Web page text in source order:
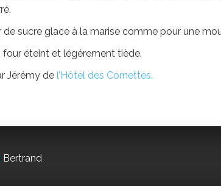
sucre glace à la marise comme pour une
four éteint et légérement tiède.
Jérémy de l’Hôtel des Cornettes.
Bertrand